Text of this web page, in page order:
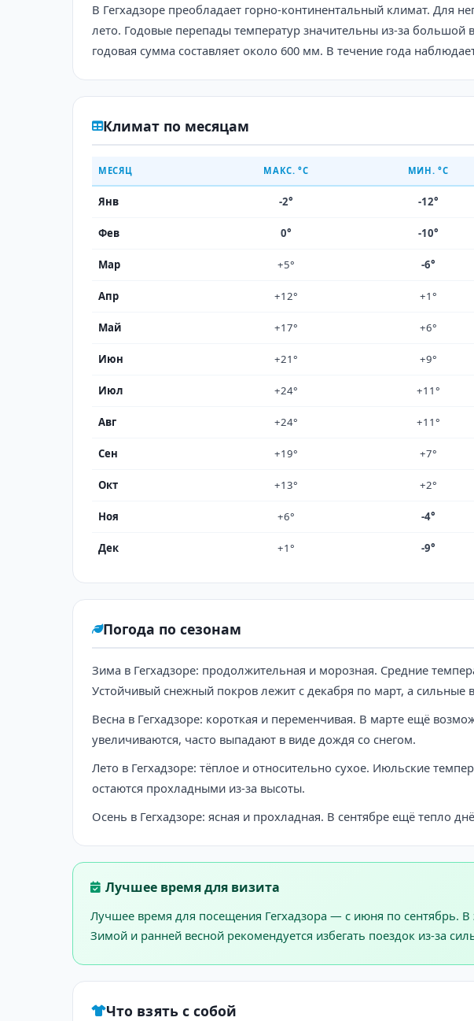
В Гегхадзоре преобладает горно-континентальный климат. Для
лето. Годовые перепады температур значительны из-за
годовая сумма составляет около 600 мм. В течение года
Климат по месяцам
МЕСЯЦ МАКС. °C МИН. °C
Янв -2° -12°
Фев 0° -10°
Мар +5° -6°
Апр +12° +1°
Май +17° +6°
Июн +21° +9°
Июл +24° +11°
Авг +24° +11°
Сен +19° +7°
Окт +13° +2°
Ноя +6° -4°
Дек +1° -9°
Погода по сезонам
Зима в Гегхадзоре: продолжительная и морозная. Средние
Устойчивый снежный покров лежит с декабря по март, а
Весна в Гегхадзоре: короткая и переменчивая. В марте ещё
увеличиваются, часто выпадают в виде дождя со снегом.
Лето в Гегхадзоре: тёплое и относительно сухое. Июльские
остаются прохладными из-за высоты.
Осень в Гегхадзоре: ясная и прохладная. В сентябре ещё тепло
Лучшее время для визита
Лучшее время для посещения Гегхадзора — с июня по сентябрь.
Зимой и ранней весной рекомендуется избегать поездок из-за
Что взять с собой